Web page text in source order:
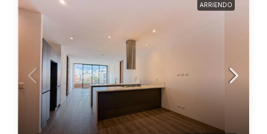
ARRIENDO